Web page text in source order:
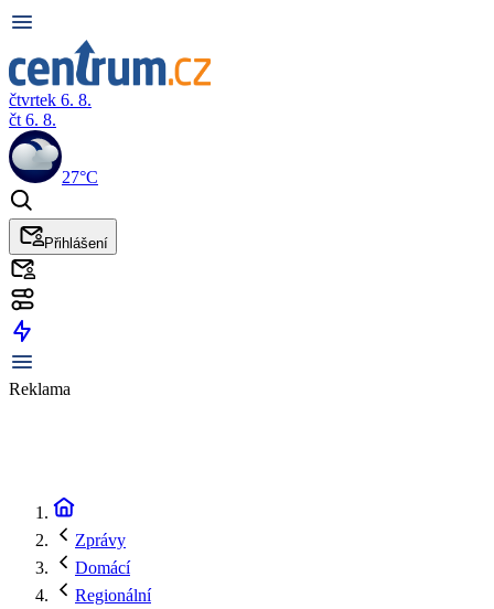
čtvrtek 6. 8.
čt 6. 8.
27°C
Přihlášení
Reklama
Zprávy
Domácí
Regionální